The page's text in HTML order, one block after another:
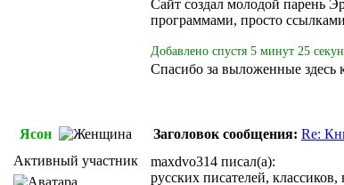
Сайт создал молодой парень
программами, просто
Добавлено спустя 5 минут 25
Спасибо за выложенные здесь
Ясон Заголовок сообщения: Re:
Активный участник
maxdvo314 писал(а):
русских писателей,